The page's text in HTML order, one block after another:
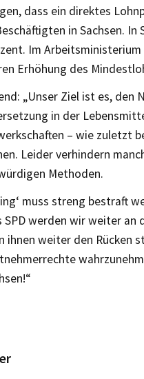
dass ein direktes
in Sachsen. In
Im
Erhöhung des
„Unser Ziel ist es,
in der
– wie zuletzt
Leider verhindern
Methoden.
muss streng bestraft
SPD werden wir weiter an
ihnen weiter den Rücken